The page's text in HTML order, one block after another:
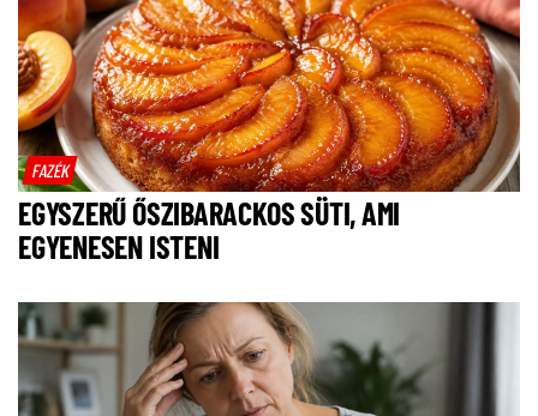
FAZÉK
EGYSZERŰ ŐSZIBARACKOS SÜTI, AMI
EGYENESEN ISTENI